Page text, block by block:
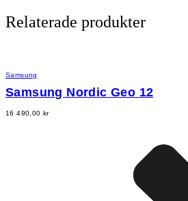
Relaterade produkter
Samsung
Samsung Nordic Geo 12
16 490,00kr